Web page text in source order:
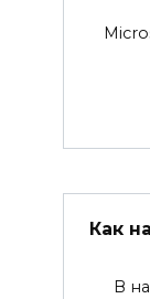
Как
В